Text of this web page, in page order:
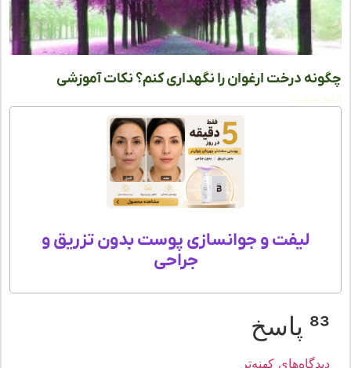
درخت ارغوان را نگهداری کنم؟ نکات آموزشی
مطلب »
لیفت و جوانسازی پوست بدون تزریق و
جراحی
کهنه‌تر